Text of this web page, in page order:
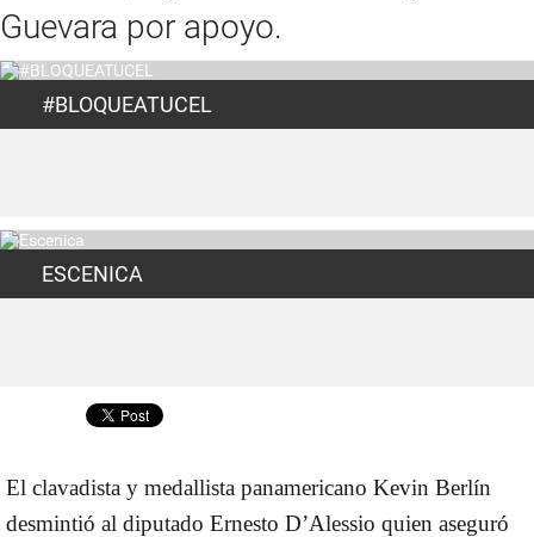
Guevara por apoyo.
#BLOQUEATUCEL
ESCENICA
El clavadista y medallista panamericano Kevin Berlín
desmintió al diputado Ernesto D’Alessio quien aseguró